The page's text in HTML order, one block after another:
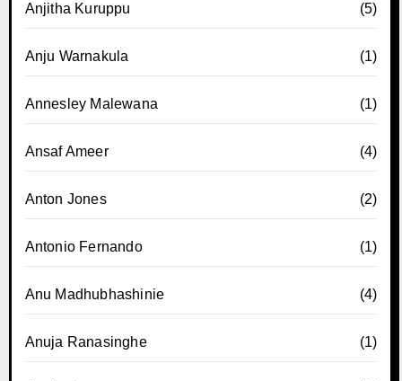
Anjitha Kuruppu (5)
Anju Warnakula (1)
Annesley Malewana (1)
Ansaf Ameer (4)
Anton Jones (2)
Antonio Fernando (1)
Anu Madhubhashinie (4)
Anuja Ranasinghe (1)